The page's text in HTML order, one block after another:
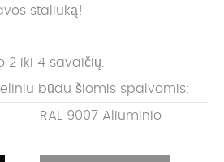
staliuką!
iki 4 savaičių.
būdu šiomis spalvomis:
RAL 9007 Aliuminio